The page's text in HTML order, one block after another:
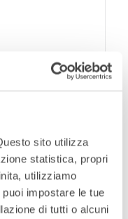
sito utilizza
statistica, propri
utilizziamo
impostare le tue
di tutti o alcuni
,